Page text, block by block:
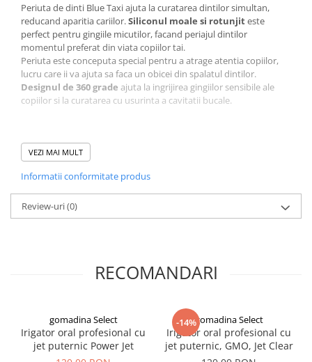
Periuta de dinti Blue Taxi ajuta la curatarea dintilor simultan,
reducand aparitia cariilor.Siliconul moale si rotunjiteste
perfect pentru gingiile micutilor, facand periajul dintilor
momentul preferat din viata copiilor tai.
Periuta este conceputa special pentru a atrage atentia copiilor,
lucru care ii va ajuta sa faca un obicei din spalatul dintilor.
Designul de 360 grade ajuta la ingrijirea gingiilor sensibile ale
copiilor si la curatarea cu usurinta a cavitatii bucale.
Periuta asigura periajul sigur, rapid si convenabil, iar unul din
avantaje este ca poate fi transportata cu usurinta peste tot
Detalii produs:
este usor de intretinut si de spalat;
are maner ergonomic, usor de utilizat;
VEZI MAI MULT
Informatii conformitate produs
Review-uri(0)
RECOMANDARI
gomadina Select
Irigator oral profesional cu
jet puternic Power Jet
-14%gomadina Select
Irigator oral profesional cu
jet puternic, GMO, Jet Clear